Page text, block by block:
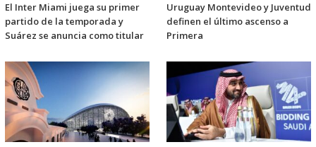
El Inter Miami juega su primer
partido de la temporada y
Suárez se anuncia como titular
Uruguay Montevideo y Juventud
definen el último ascenso a
Primera